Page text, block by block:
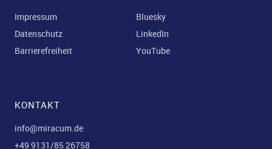
Impressum
Datenschutz
Barrierefreiheit
Bluesky
LinkedIn
YouTube
KONTAKT
info@miracum.de
+49 9131/85 26758